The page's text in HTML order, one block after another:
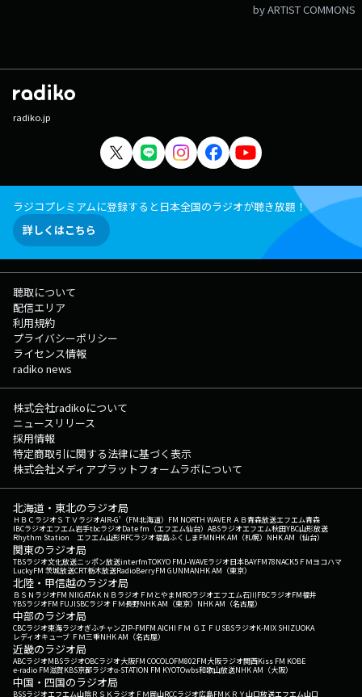
by ARTIST COMMONS
radiko.jp
ラジコプレミアムに登録すると日本全国のラジオが聴き放題！
詳しくはこちら
聴取について
配信エリア
利用規約
プライバシーポリシー
ライセンス情報
radiko news
株式会社radikoについて
ニュースリリース
採用情報
特定商取引に関する法律に基づく表示
株式会社メディアプラットフォームラボについて
北海道・東北のラジオ局
ＨＢＣラジオＳＴＶラジオAIR-G'（FM北海道） FM NORTH WAVEＲＡＢ青森放送エフエム青森
IBCラジオエフエム岩手tbcラジオDate fm（エフエム仙台） ABSラジオエフエム秋田YBC山形放送
Rhythm Station エフエム山形RFCラジオ福島ふくしまFMNHK AM（札幌） NHK AM（仙台）
関東のラジオ局
TBSラジオ文化放送ニッポン放送interfmTOKYO FMJ-WAVEラジオ日本BAYFM78NACK5 ＦＭヨコハマ
LuckyFM 茨城放送CRT栃木放送RadioBerryFM GUNMANHK AM（東京）
北陸・甲信越のラジオ局
ＢＳＮラジオFM NIIGATAＫＮＢラジオ ＦＭとやまMROラジオエフエム石川FBCラジオFM福井
YBSラジオFM FUJISBCラジオ ＦＭ長野NHK AM（東京） NHK AM（名古屋）
中部のラジオ局
CBCラジオ東海ラジオぎふチャンZIP-FMFM AICHI ＦＭ ＧＩＦＵ SBSラジオK-MIX SHIZUOKA
レディオキューブ ＦＭ三重NHK AM（名古屋）
近畿のラジオ局
ABCラジオMBSラジオOBCラジオ大阪FM COCOLOFM802FM大阪ラジオ関西Kiss FM KOBE
e-radio FM滋賀KBS京都ラジオα-STATION FM KYOTOwbs和歌山放送NHK AM（大阪）
中国・四国のラジオ局
BSSラジオエフエム山陰ＲＳＫラジオ ＦＭ岡山RCCラジオ広島FM ＫＲＹ山口放送エフエム山口